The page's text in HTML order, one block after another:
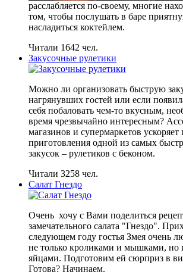
расслабляется по-своему, многие
том, чтобы послушать в баре
насладиться коктейлем.
Читали 1642 чел.
Закусочные рулетики
Можно ли организовать быструю
нагрянувших гостей или если
себя побаловать чем-то вкусным,
время чрезвычайно интересным?
магазинов и супермаркетов ускоряет
приготовления одной из самых
закусок – рулетиков с беконом.
Читали 3258 чел.
Салат Гнездо
Очень хочу с Вами поделиться
замечательного салата "Гнездо".
следующем году гостья Змея очень
не только кроликами и мышками, но
яйцами. Подготовим ей сюрприз в
Готова? Начинаем.